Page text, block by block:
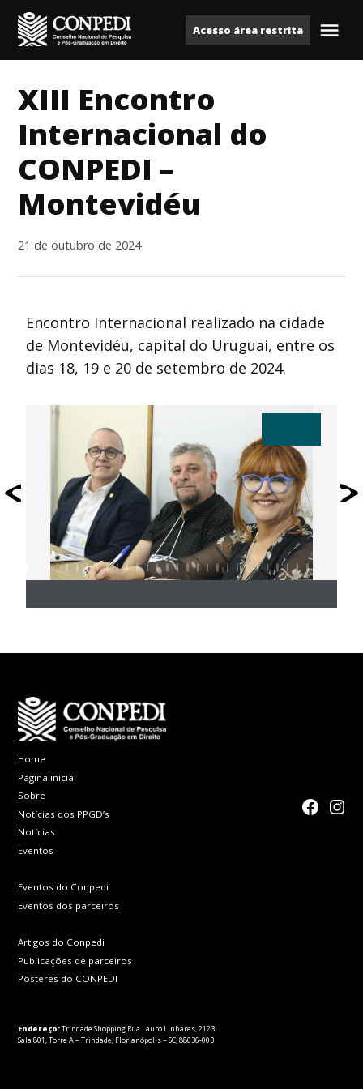
para
o
ConpediAcesso área restrita
XIII Encontro
Internacional do
CONPEDI –
Montevidéu
21 de outubro de 2024
Encontro Internacional realizado na cidade
de Montevidéu, capital do Uruguai, entre os
dias 18, 19 e 20 de setembro de 2024.
Home
Página inicial
Sobre
Notícias dos PPGD’s
Notícias
Eventos
Eventos do Conpedi
Eventos dos parceiros
Artigos do Conpedi
Publicações de parceiros
Pôsteres do CONPEDI
Endereço:Trindade Shopping Rua Lauro Linhares, 2123
Sala 801, Torre A – Trindade, Florianópolis – SC, 88036-003